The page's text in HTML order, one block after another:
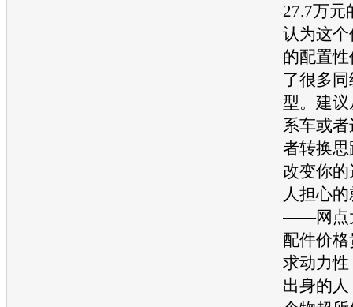
27.7万元
认为这
的配置
了很多
型。建
系车或
者转换
改变你
人担心
——网点
配件价
求动力
出身的人